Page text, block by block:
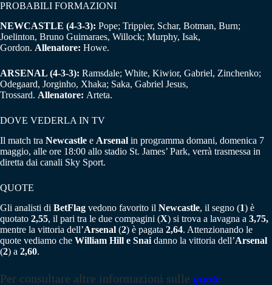
PROBABILI FORMAZIONI
NEWCASTLE (4-3-3): Pope; Trippier, Schar, Botman, Burn;
Joelinton, Bruno Guimaraes, Willock; Murphy, Isak,
Gordon. Allenatore: Howe.
ARSENAL (4-3-3): Ramsdale; White, Kiwior, Gabriel, Zinchenko;
Odegaard, Jorginho, Xhaka; Saka, Gabriel Jesus,
Trossard. Allenatore: Arteta.
DOVE VEDERLA IN TV
Il match tra Newcastle e Arsenal in programma domani, domenica 7
maggio, alle ore 18:00 allo stadio St. James’ Park, verrà trasmessa in
diretta dai canali Sky Sport.
QUOTE
Gli analisti di BetFlag vedono favorito il Newcastle, il segno (1) è
quotato 2,55, il pari tra le due compagini (X) si trova a lavagna a 3,75,
mentre la vittoria dell’Arsenal (2) è pagata 2,64. Attenzionando le
quote vediamo che William Hill e Snai danno la vittoria dell’Arsenal
(2) a 2,60.
Per consultare altre informazioni sulle quote